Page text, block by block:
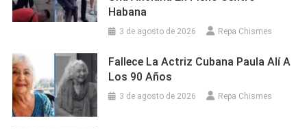
Habana
3 de agosto de 2026 Repa Chismes
Fallece La Actriz Cubana Paula Alí A
Los 90 Años
3 de agosto de 2026 Repa Chismes